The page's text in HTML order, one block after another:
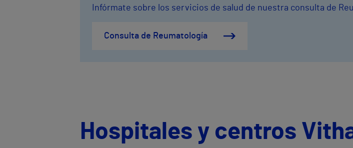
Infórmate sobre los servicios de salud de nuestra consulta de
Consulta de Reumatología
Hospitales y centros